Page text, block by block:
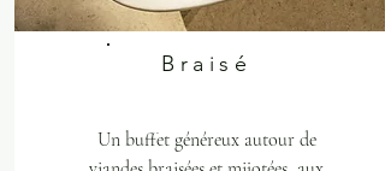
Braisé
Un buffet généreux autour de